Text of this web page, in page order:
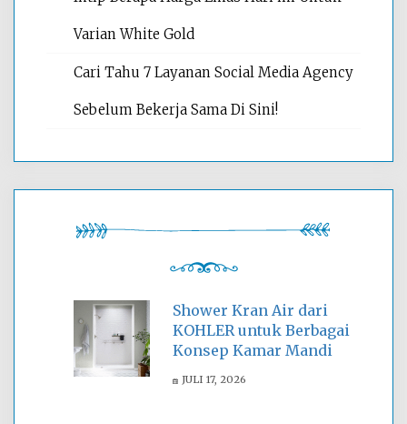
Varian White Gold
Cari Tahu 7 Layanan Social Media Agency
Sebelum Bekerja Sama Di Sini!
Shower Kran Air dari
KOHLER untuk Berbagai
Konsep Kamar Mandi
JULI 17, 2026